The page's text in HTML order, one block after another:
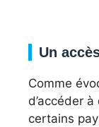
Un
Comme
d’accéder
certains